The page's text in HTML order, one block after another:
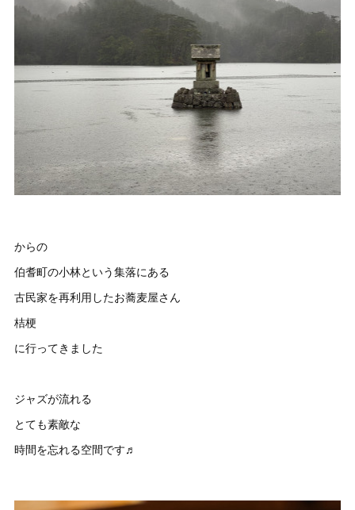
からの
伯耆町の小林という集落にある
古民家を再利用したお蕎麦屋さん
桔梗
に行ってきました
ジャズが流れる
とても素敵な
時間を忘れる空間です♬